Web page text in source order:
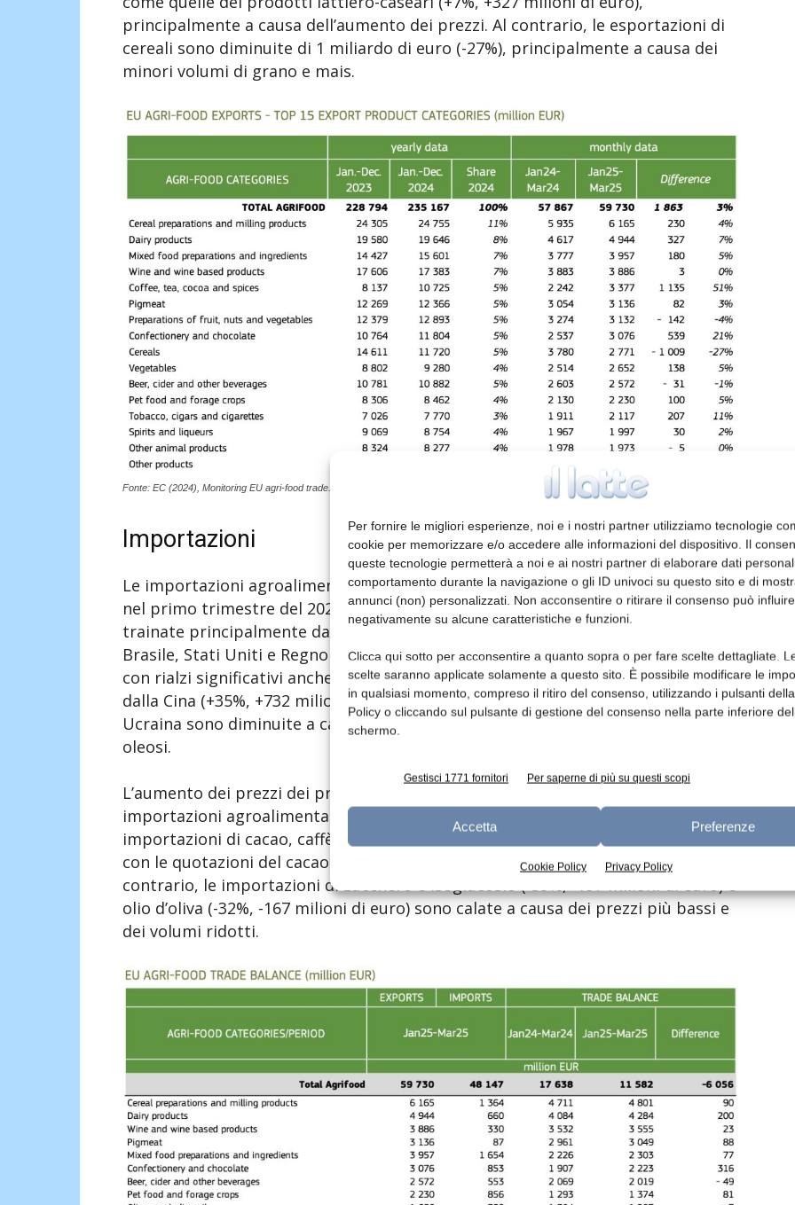
Per fornire le migliori esperienze, noi e i nostri partner utilizziamo tecnologie
cookie per memorizzare e/o accedere alle informazioni del dispositivo. Il
queste tecnologie permetterà a noi e ai nostri partner di elaborare dati
comportamento durante la navigazione o gli ID univoci su questo sito e di
annunci (non) personalizzati. Non acconsentire o ritirare il consenso può influire
negativamente su alcune caratteristiche e funzioni.
Clicca qui sotto per acconsentire a quanto sopra o per fare scelte dettagliate.
scelte saranno applicate solamente a questo sito. È possibile modificare le
in qualsiasi momento, compreso il ritiro del consenso, utilizzando i pulsanti
Policy o cliccando sul pulsante di gestione del consenso nella parte inferiore
schermo.
Gestisci 1771 fornitori Per saperne di più su questi scopi
Accetta Preferenze
Cookie Policy Privacy Policy
principalmente a causa dell’aumento dei prezzi. Al contrario, le esportazioni di
cereali sono diminuite di 1 miliardo di euro (-27%), principalmente a causa dei
minori volumi di grano e mais.
Fonte: EC (2024), Monitoring EU agri-food trade. European Commission, DG Agriculture and Rural Development, Brussels
Importazioni
Le importazioni agroalimentari dell’UE hanno raggiunto i 48,1 miliardi di euro
nel primo trimestre del 2025 (+20% rispetto allo stesso periodo del 2024),
trainate principalmente dall’aumento dei prezzi di cacao, caffè e altri prodotti.
Brasile, Stati Uniti e Regno Unito si sono confermati i principali Paesi di origine,
con rialzi significativi anche dalla Costa d’Avorio (+84%, +1,2 miliardi di euro) e
dalla Cina (+35%, +732 milioni di euro). Al contrario, le importazioni da Russia e
Ucraina sono diminuite a causa della riduzione degli scambi di cereali e semi
oleosi.
L’aumento dei prezzi dei prodotti chiave ha continuato a trainare le
importazioni agroalimentari dell’UE nel primo trimestre del 2025. Le
importazioni di cacao, caffè, frutta e noci hanno registrato una forte crescita,
con le quotazioni del cacao raddoppiate e quelle del caffè schizzate del 65%. Al
contrario, le importazioni di zucchero e isoglucosio (-39%, -197 milioni di euro) e
olio d’oliva (-32%, -167 milioni di euro) sono calate a causa dei prezzi più bassi e
dei volumi ridotti.